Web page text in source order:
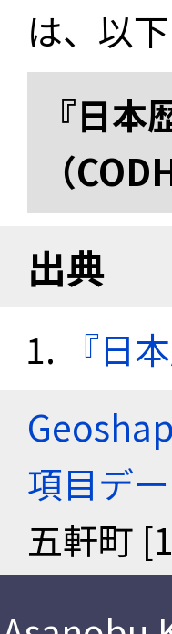
は、以
『日
（
出典
『日
項目デ
五軒町